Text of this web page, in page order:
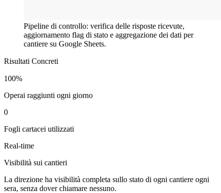
Pipeline di controllo: verifica delle risposte ricevute,
aggiornamento flag di stato e aggregazione dei dati per
cantiere su Google Sheets.
Risultati Concreti
100%
Operai raggiunti ogni giorno
0
Fogli cartacei utilizzati
Real-time
Visibilità sui cantieri
La direzione ha visibilità completa sullo stato di ogni cantiere ogni
sera, senza dover chiamare nessuno.